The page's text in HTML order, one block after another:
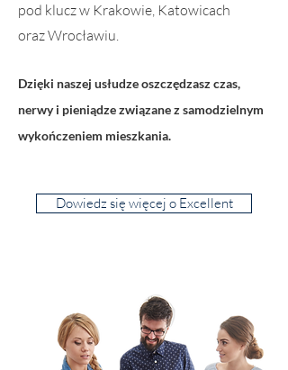
pod klucz w Krakowie, Katowicach
oraz Wrocławiu.
Dzięki naszej usłudze oszczędzasz czas,
nerwy i pieniądze związane z samodzielnym
wykończeniem mieszkania.
Dowiedz się więcej o Excellent